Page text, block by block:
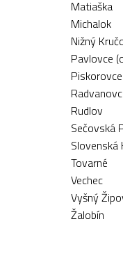
Matiaška
Michalok
Nižný
Pavlovce
Piskorovce
Rudlov
Sečovská
Slovenská
Tovarné
Vechec
Vyšný
Žalobín